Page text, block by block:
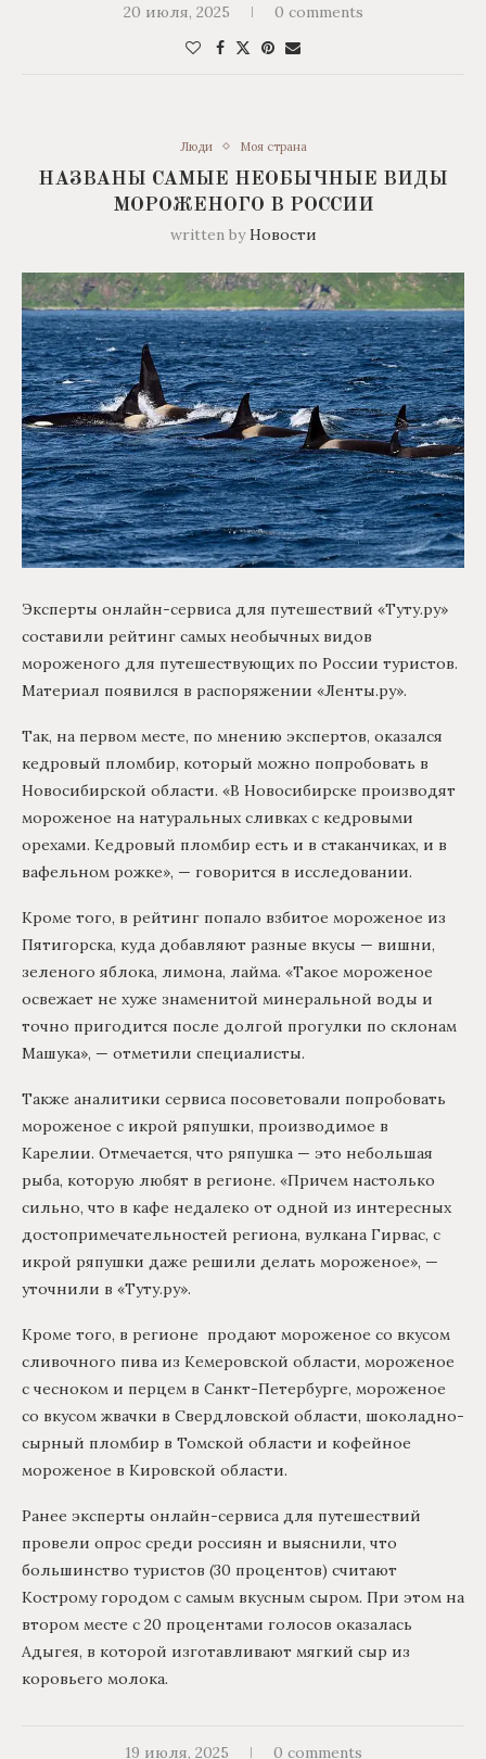
20 июля, 2025 0 comments
Люди Моя страна
НАЗВАНЫ САМЫЕ НЕОБЫЧНЫЕ ВИДЫ
МОРОЖЕНОГО В РОССИИ
written byНовости
Эксперты онлайн-сервиса для путешествий «Туту.ру»
составили рейтинг самых необычных видов
мороженого для путешествующих по России туристов.
Материал появился в распоряжении «Ленты.ру».
Так, на первом месте, по мнению экспертов, оказался
кедровый пломбир, который можно попробовать в
Новосибирской области. «В Новосибирске производят
мороженое на натуральных сливках с кедровыми
орехами. Кедровый пломбир есть и в стаканчиках, и в
вафельном рожке», — говорится в исследовании.
Кроме того, в рейтинг попало взбитое мороженое из
Пятигорска, куда добавляют разные вкусы — вишни,
зеленого яблока, лимона, лайма. «Такое мороженое
освежает не хуже знаменитой минеральной воды и
точно пригодится после долгой прогулки по склонам
Машука», — отметили специалисты.
Также аналитики сервиса посоветовали попробовать
мороженое с икрой ряпушки, производимое в
Карелии. Отмечается, что ряпушка — это небольшая
рыба, которую любят в регионе. «Причем настолько
сильно, что в кафе недалеко от одной из интересных
достопримечательностей региона, вулкана Гирвас, с
икрой ряпушки даже решили делать мороженое», —
уточнили в «Туту.ру».
Кроме того, в регионе продают мороженое со вкусом
сливочного пива из Кемеровской области, мороженое
с чесноком и перцем в Санкт-Петербурге, мороженое
со вкусом жвачки в Свердловской области, шоколадно-
сырный пломбир в Томской области и кофейное
мороженое в Кировской области.
Ранее эксперты онлайн-сервиса для путешествий
провели опрос среди россиян и выяснили, что
большинство туристов (30 процентов) считают
Кострому городом с самым вкусным сыром. При этом на
втором месте с 20 процентами голосов оказалась
Адыгея, в которой изготавливают мягкий сыр из
коровьего молока.
19 июля, 2025 0 comments